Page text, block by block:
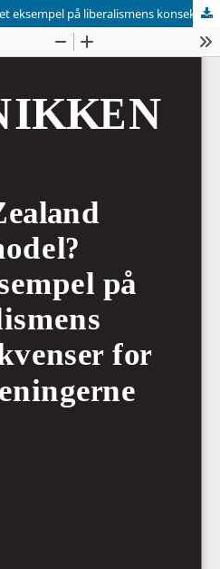
New Zealand som model? - et eksempel på liberalismens konsekvenser for fagforeningerne